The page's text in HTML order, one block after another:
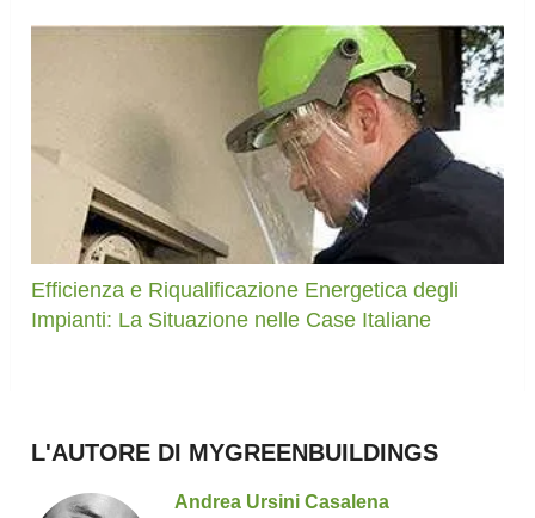
Efficienza e Riqualificazione Energetica degli
Impianti: La Situazione nelle Case Italiane
L'AUTORE DI MYGREENBUILDINGS
Andrea Ursini Casalena